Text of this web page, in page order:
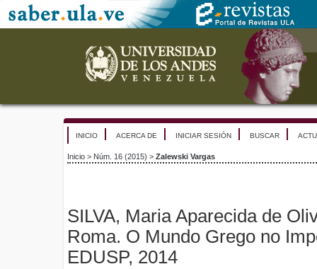
INICIO ACERCA DE INICIAR SESIÓN BUSCAR
Inicio > Núm. 16 (2015) > Zalewski Vargas
SILVA, Maria Aparecida de
Roma. O Mundo Grego no
EDUSP, 2014